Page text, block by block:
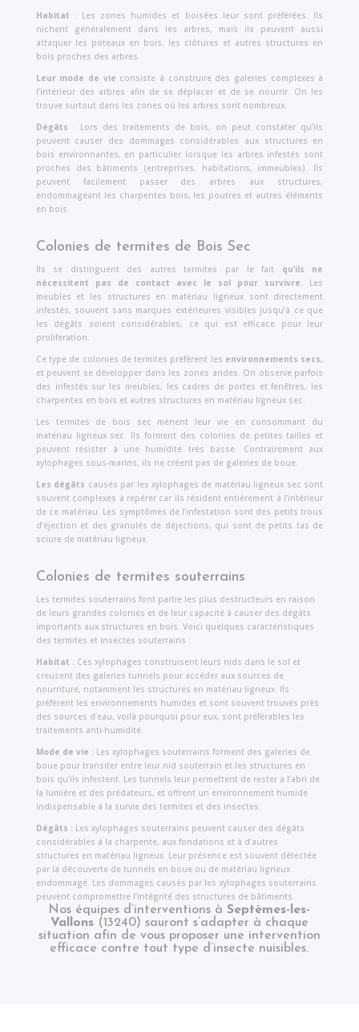
Habitat : Les zones humides et boisées leur sont préférées. Ils
nichent généralement dans les arbres, mais ils peuvent aussi
attaquer les poteaux en bois, les clôtures et autres structures en
bois proches des arbres.
Leur mode de vie consiste à construire des galeries complexes à
l’intérieur des arbres afin de se déplacer et de se nourrir. On les
trouve surtout dans les zones où les arbres sont nombreux.
Dégâts : Lors des traitements de bois, on peut constater qu’ils
peuvent causer des dommages considérables aux structures en
bois environnantes, en particulier lorsque les arbres infestés sont
proches des bâtiments (entreprises, habitations, immeubles). Ils
peuvent facilement passer des arbres aux structures,
endommageant les charpentes bois, les poutres et autres éléments
en bois.
Colonies de termites de Bois Sec
Ils se distinguent des autres termites par le fait qu’ils ne
nécessitent pas de contact avec le sol pour survivre. Les
meubles et les structures en matériau ligneux sont directement
infestés, souvent sans marques extérieures visibles jusqu’à ce que
les dégâts soient considérables, ce qui est efficace pour leur
proliferation.
Ce type de colonies de termites préfèrent les environnements secs,
et peuvent se développer dans les zones arides. On observe parfois
des infestés sur les meubles, les cadres de portes et fenêtres, les
charpentes en bois et autres structures en matériau ligneux sec.
Les termites de bois sec mènent leur vie en consommant du
matériau ligneux sec. Ils forment des colonies de petites tailles et
peuvent résister à une humidité très basse. Contrairement aux
xylophages sous-marins, ils ne créent pas de galeries de boue.
Les dégâts causés par les xylophages de matériau ligneux sec sont
souvent complexes à repérer car ils résident entièrement à l’intérieur
de ce matériau. Les symptômes de l’infestation sont des petits trous
d’éjection et des granulés de déjections, qui sont de petits tas de
sciure de matériau ligneux.
Colonies de termites souterrains
Les termites souterrains font partie les plus destructeurs en raison
de leurs grandes colonies et de leur capacité à causer des dégâts
importants aux structures en bois. Voici quelques caractéristiques
des termites et insectes souterrains :
Habitat : Ces xylophages construisent leurs nids dans le sol et
creusent des galeries tunnels pour accéder aux sources de
nourriture, notamment les structures en matériau ligneux. Ils
préfèrent les environnements humides et sont souvent trouvés près
des sources d’eau, voilà pourquoi pour eux, sont préférables les
traitements anti-humidité.
Mode de vie : Les xylophages souterrains forment des galeries de
boue pour transiter entre leur nid souterrain et les structures en
bois qu’ils infestent. Les tunnels leur permettent de rester à l’abri de
la lumière et des prédateurs, et offrent un environnement humide
indispensable à la survie des termites et des insectes.
Dégâts :Les xylophages souterrains peuvent causer des dégâts
considérables à la charpente, aux fondations et à d’autres
structures en matériau ligneux. Leur présence est souvent détectée
par la découverte de tunnels en boue ou de matériau ligneux
endommagé. Les dommages causés par les xylophages souterrains
peuvent compromettre l’intégrité des structures de bâtiments.
Nos équipes d’interventions àSeptèmes-les-
Vallons(13240) sauront s’adapter à chaque
situation afin de vous proposer une intervention
efficace contre tout type d’insecte nuisibles.